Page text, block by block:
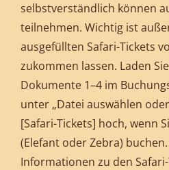
selbstverständlich können
teilnehmen. Wichtig ist
ausgefüllten Safari-Tickets
zukommen lassen. Laden
Dokumente 1–4 im
unter „Datei auswählen
[Safari-Tickets] hoch, wenn
(Elefant oder Zebra)
Informationen zu den